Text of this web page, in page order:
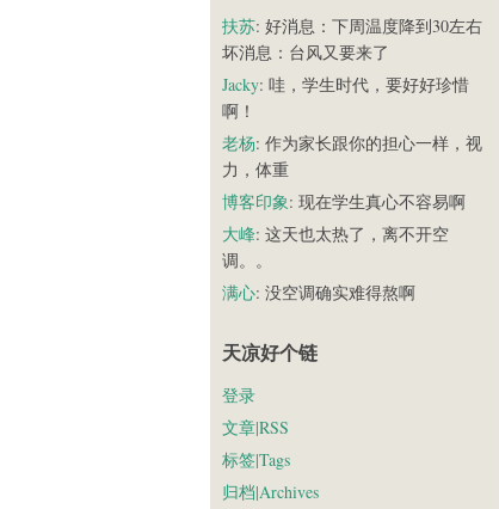
扶苏: 好消息：下周温度降到30左右
坏消息：台风又要来了
Jacky: 哇，学生时代，要好好珍惜
啊！
老杨: 作为家长跟你的担心一样，视
力，体重
博客印象: 现在学生真心不容易啊
大峰: 这天也太热了，离不开空
调。。
满心: 没空调确实难得熬啊
天凉好个链
登录
文章|RSS
标签|Tags
归档|Archives